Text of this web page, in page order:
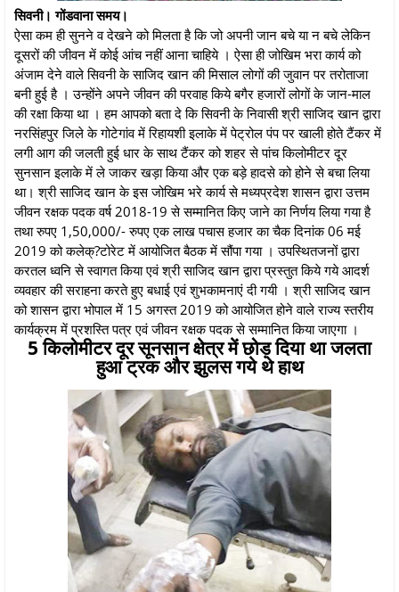
सिवनी। गोंडवाना समय।
ऐसा कम ही सुनने व देखने को मिलता है कि जो अपनी जान बचे या न बचे लेकिन
दूसरों की जीवन में कोई आंच नहीं आना चाहिये । ऐसा ही जोखिम भरा कार्य को
अंजाम देने वाले सिवनी के साजिद खान की मिसाल लोगों की जुवान पर तरोताजा
बनी हुई है । उन्होंने अपने जीवन की परवाह किये बगैर हजारों लोगों के जान-माल
की रक्षा किया था । हम आपको बता दे कि सिवनी के निवासी श्री साजिद खान द्वारा
नरसिंहपुर जिले के गोटेगांव में रिहायशी इलाके में पेट्रोल पंप पर खाली होते टैंकर में
लगी आग की जलती हुई धार के साथ टैंकर को शहर से पांच किलोमीटर दूर
सुनसान इलाके में ले जाकर खड़ा किया और एक बड़े हादसे को होने से बचा लिया
था। श्री साजिद खान के इस जोखिम भरे कार्य से मध्यप्रदेश शासन द्वारा उत्तम
जीवन रक्षक पदक वर्ष 2018-19 से सम्मानित किए जाने का निर्णय लिया गया है
तथा रुपए 1,50,000/- रुपए एक लाख पचास हजार का चैक दिनांक 06 मई
2019 को कलेक्?टोरेट में आयोजित बैठक में सौंपा गया । उपस्थितजनों द्वारा
करतल ध्वनि से स्वागत किया एवं श्री साजिद खान द्वारा प्रस्तुत किये गये आदर्श
व्यवहार की सराहना करते हुए बधाई एवं शुभकामनाएं दी गयी । श्री साजिद खान
को शासन द्वारा भोपाल में 15 अगस्त 2019 को आयोजित होने वाले राज्य स्तरीय
कार्यक्रम में प्रशस्ति पत्र एवं जीवन रक्षक पदक से सम्मानित किया जाएगा ।
5 किलोमीटर दूर सूनसान क्षेत्र में छोड़ दिया था जलता
हुआ ट्रक और झुलस गये थे हाथ